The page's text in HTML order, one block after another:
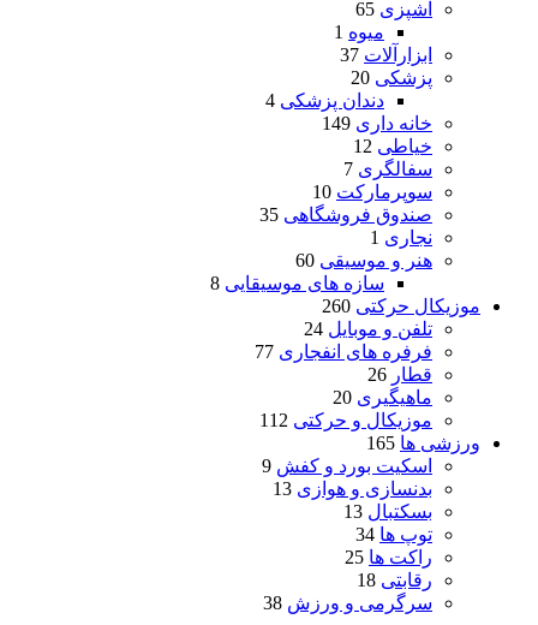
آشپزی 65
میوه 1
ابزارآلات 37
پزشکی 20
دندان پزشکی 4
خانه داری 149
خیاطی 12
سفالگری 7
سوپرمارکت 10
صندوق فروشگاهی 35
نجاری 1
هنر و موسیقی 60
سازه های موسیقایی 8
موزیکال حرکتی 260
تلفن و موبایل 24
فرفره های انفجاری 77
قطار 26
ماهیگیری 20
موزیکال و حرکتی 112
ورزشی ها 165
اسکیت بورد و کفش 9
بدنسازی و هوازی 13
بسکتبال 13
توپ ها 34
راکت ها 25
رقابتی 18
سرگرمی و ورزش 38